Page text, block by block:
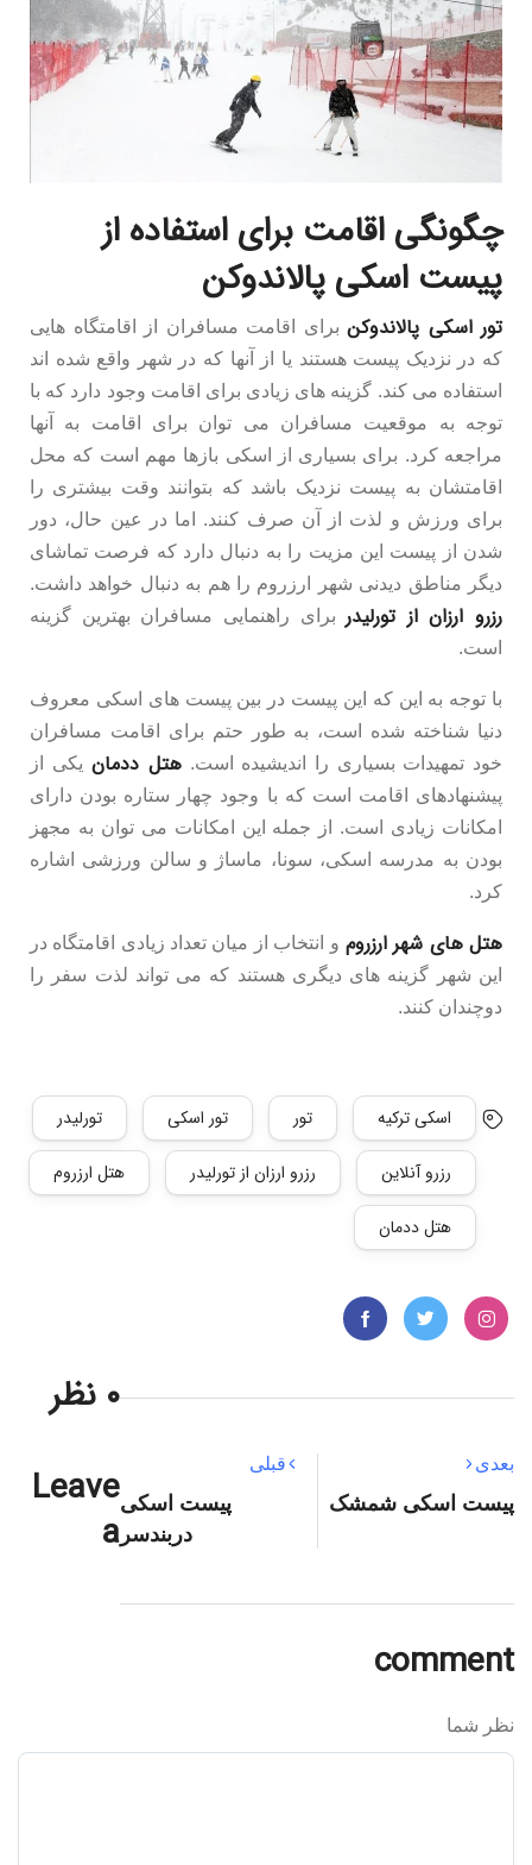
چگونگی اقامت برای استفاده از
پیست اسکی پالاندوکن
تور اسکی پالاندوکن برای اقامت مسافران از اقامتگاه هایی
که در نزدیک پیست هستند یا از آنها که در شهر واقع شده اند
استفاده می کند. گزینه های زیادی برای اقامت وجود دارد که با
توجه به موقعیت مسافران می توان برای اقامت به آنها
مراجعه کرد. برای بسیاری از اسکی بازها مهم است که محل
اقامتشان به پیست نزدیک باشد که بتوانند وقت بیشتری را
برای ورزش و لذت از آن صرف کنند. اما در عین حال، دور
شدن از پیست این مزیت را به دنبال دارد که فرصت تماشای
دیگر مناطق دیدنی شهر ارزروم را هم به دنبال خواهد داشت.
رزرو ارزان از تورلیدر برای راهنمایی مسافران بهترین گزینه
است.
با توجه به این که این پیست در بین پیست های اسکی معروف
دنیا شناخته شده است، به طور حتم برای اقامت مسافران
خود تمهیدات بسیاری را اندیشیده است. هتل ددمانیکی از
پیشنهادهای اقامت است که با وجود چهار ستاره بودن دارای
امکانات زیادی است. از جمله این امکانات می توان به مجهز
بودن به مدرسه اسکی، سونا، ماساژ و سالن ورزشی اشاره
کرد.
هتل های شهر ارزروم و انتخاب از میان تعداد زیادی اقامتگاه در
این شهر گزینه های دیگری هستند که می تواند لذت سفر را
دوچندان کنند.
اسکی ترکیه تور تور اسکی تورلیدر
رزرو آنلاین رزرو ارزان از تورلیدر هتل ارزروم
هتل ددمان
قبلی
پیست اسکی
دربندسر
بعدی
پیست اسکی شمشک
۰ نظر
Leave
a
comment
نظر شما